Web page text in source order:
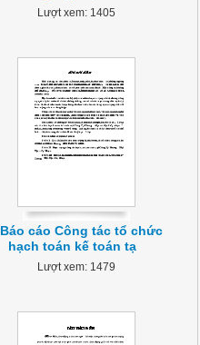
Lượt xem: 1405
Báo cáo Công tác tổ chức
hạch toán kế toán tạ
Lượt xem: 1479